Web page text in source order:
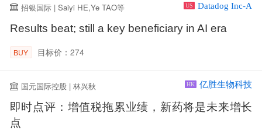
招银国际 | Saiyi HE,Ye TAO等 US Datadog Inc-A
Results beat; still a key beneficiary in AI era
BUY 目标价：274
国元国际控股 | 林兴秋 HK 亿胜生物科技
即时点评：增值税拖累业绩，新药将是未来增长
点